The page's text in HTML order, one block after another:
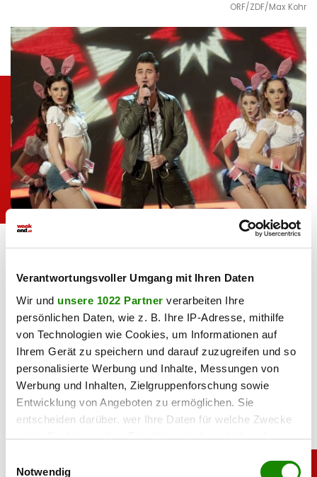
Verantwortungsvoller Umgang mit Ihren Daten
Wir und unsere 1022 Partner verarbeiten Ihre
persönlichen Daten, wie z. B. Ihre IP-Adresse, mithilfe
von Technologien wie Cookies, um Informationen auf
Ihrem Gerät zu speichern und darauf zuzugreifen und so
personalisierte Werbung und Inhalte, Messungen von
Werbung und Inhalten, Zielgruppenforschung sowie
Entwicklung von Angeboten zu ermöglichen. Sie
entscheiden darüber, wer Ihre Daten für welche Zwecke
nutzt. Sie können Ihre Einwilligung jederzeit über die
Trigger Symbol ändern oder widerrufen
Notwendig
ORF/ZDF/Max Kohr
Andreas Gabalier singt "sei Liad" ORF/ZDF/Max Kohr
Feedback zu diesem Artikel.
teilen